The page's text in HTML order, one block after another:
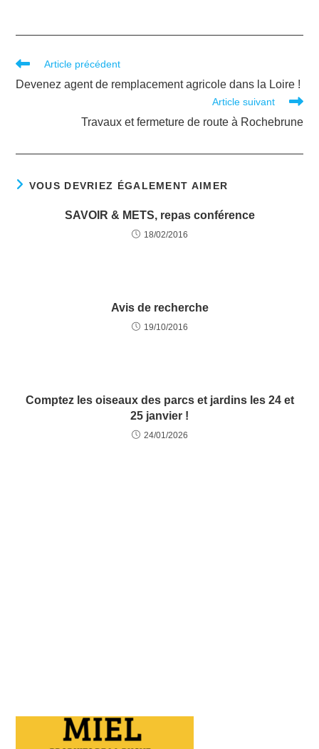
Article précédent
Devenez agent de remplacement agricole dans la Loire !
Article suivant
Travaux et fermeture de route à Rochebrune
VOUS DEVRIEZ ÉGALEMENT AIMER
SAVOIR & METS, repas conférence
18/02/2016
Avis de recherche
19/10/2016
Comptez les oiseaux des parcs et jardins les 24 et
25 janvier !
24/01/2026